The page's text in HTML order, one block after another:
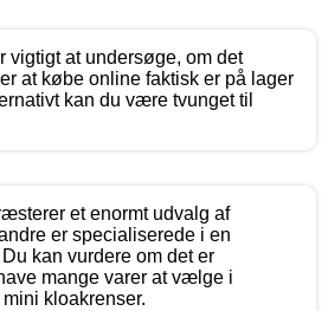
vigtigt at undersøge, om det
at købe online faktisk er på lager
kan du være tvunget til
et enormt udvalg af
er specialiserede i en
kan vurdere om det er
mange varer at vælge i
kloakrenser.